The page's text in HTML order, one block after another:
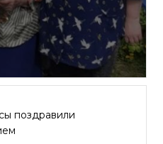
поздравили